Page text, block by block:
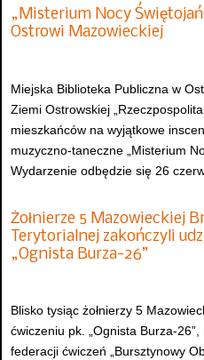
„Misterium Nocy
Ostrowi Mazowieckiej
Miejska Biblioteka Publiczna w
Ziemi Ostrowskiej
mieszkańców na wyjątkowe
muzyczno-taneczne „Misterium
Wydarzenie odbędzie się 26
Żołnierze 5 Mazowieckiej
Terytorialnej zakończyli
„Ognista Burza-26”
Blisko tysiąc żołnierzy 5
ćwiczeniu pk. „Ognista Burza-
federacji ćwiczeń „Bursztynowy